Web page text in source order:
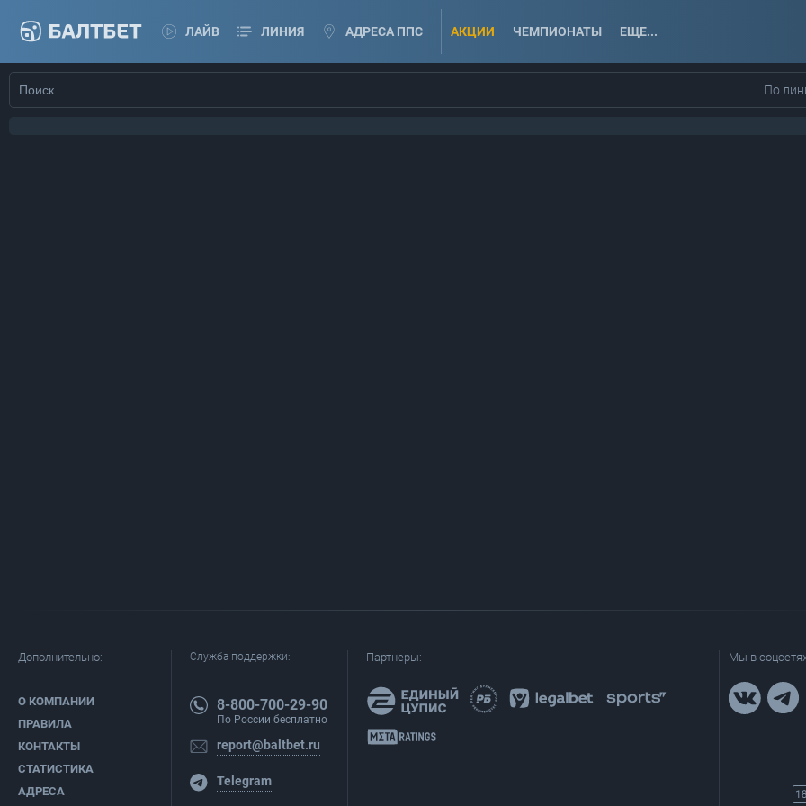
ЛАЙВ ЛИНИЯ АДРЕСА ППС АКЦИИ ЧЕМПИОНАТЫ ЕЩЕ...
По
Дополнительно:
О КОМПАНИИ
ПРАВИЛА
КОНТАКТЫ
СТАТИСТИКА
АДРЕСА
Служба поддержки:
8-800-700-29-90
По России бесплатно
report@baltbet.ru
Telegram
Партнеры: Мы в